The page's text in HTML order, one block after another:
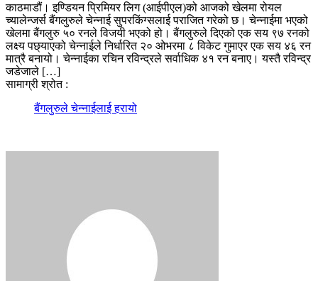
काठमाडौं। इण्डियन प्रिमियर लिग (आईपीएल)को आजको खेलमा रोयल
च्यालेन्जर्स बैंगलुरुले चेन्नाई सुपरकिंग्सलाई पराजित गरेको छ। चेन्नाईमा भएको
खेलमा बैंगलुरु ५० रनले विजयी भएको हो। बैंगलुरुले दिएको एक सय ९७ रनको
लक्ष्य पछ्याएको चेन्नाईले निर्धारित २० ओभरमा ८ विकेट गुमाएर एक सय ४६ रन
मात्रै बनायो। चेन्नाईका रचिन रविन्द्रले सर्वाधिक ४१ रन बनाए। यस्तै रविन्द्र
जडेजाले […]
सामाग्री श्रोत :
बैंगलुरुले चेन्नाईलाई हरायो